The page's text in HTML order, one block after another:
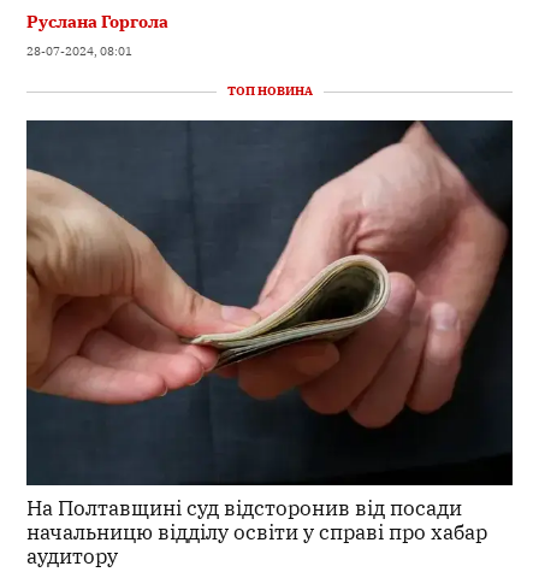
Руслана Горгола
28-07-2024, 08:01
ТОП НОВИНА
На Полтавщині суд відсторонив від посади
начальницю відділу освіти у справі про хабар
аудитору